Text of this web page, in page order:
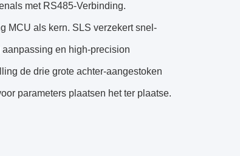
met RS485-Verbinding.
MCU als kern. SLS verzekert snel-
en high-precision
de drie grote achter-aangestoken
parameters plaatsen het ter plaatse.